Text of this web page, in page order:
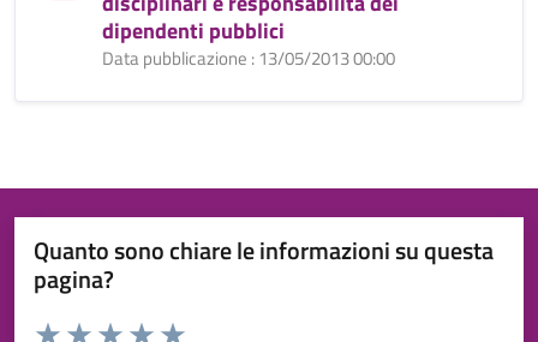
dipendenti pubblici
Data pubblicazione : 13/05/2013 00:00
Quanto sono chiare le informazioni su questa
pagina?
Valuta da 1 a 5 stelle la pagina